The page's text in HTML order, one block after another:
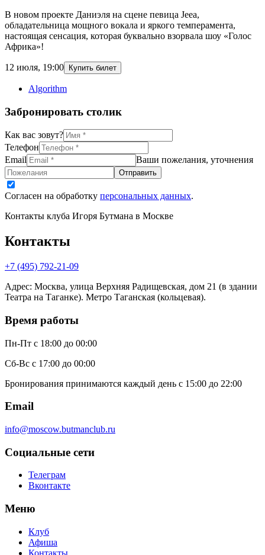
В новом проекте Даниэля на сцене певица Jeea,
обладательница мощного вокала и яркого темперамента,
настоящая сенсация, которая буквально взорвала шоу «Голос
Африка»!
12 июля, 19:00 Купить билет
Algorithm
Забронировать столик
Как вас зовут?
Телефон
Email
Ваши пожелания, уточнения
Отправить
Согласен на обработку персональных данных.
Контакты клуба Игоря Бутмана в Москве
Контакты
+7 (495) 792-21-09
Адрес: Москва, улица Верхняя Радищевская, дом 21 (в здании
Театра на Таганке). Метро Таганская (кольцевая).
Время работы
Пн-Пт с 18:00 до 00:00
Сб-Вс с 17:00 до 00:00
Бронирования принимаются каждый день с 15:00 до 22:00
Email
info@moscow.butmanclub.ru
Социальные сети
Телеграм
Вконтакте
Меню
Клуб
Афиша
Контакты